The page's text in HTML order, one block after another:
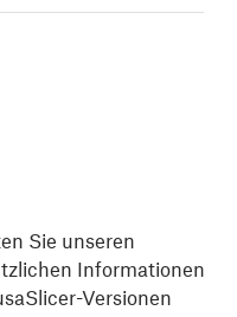
Sie unseren
Informationen
Versionen